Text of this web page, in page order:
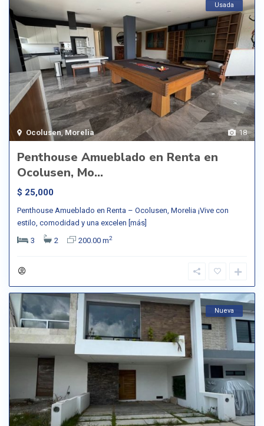
18
Ocolusen, Morelia
Usada
Penthouse Amueblado en Renta en
Ocolusen, Mo...
$ 25,000
Penthouse Amueblado en Renta – Ocolusen, Morelia ¡Vive con
estilo, comodidad y una excelen [más]
3
2 200.00 m2
Nueva